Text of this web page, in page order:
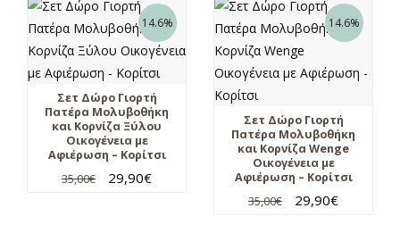
14.6%
Σετ Δώρο Γιορτή
Πατέρα Μολυβοθήκη
και Κορνίζα Ξύλου
Οικογένεια με
Αφιέρωση – Κορίτσι
35,00€ 29,90€
14.6%
Σετ Δώρο Γιορτή
Πατέρα Μολυβοθήκη
και Κορνίζα Wenge
Οικογένεια με
Αφιέρωση – Κορίτσι
35,00€ 29,90€